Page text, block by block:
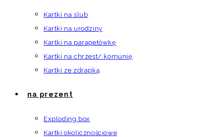
Kartki na ślub
Kartki na urodziny
Kartki na parapetówkę
Kartki na chrzest/ komunię
Kartki ze zdrapką
na prezent
Exploding box
Kartki okolicznościowe